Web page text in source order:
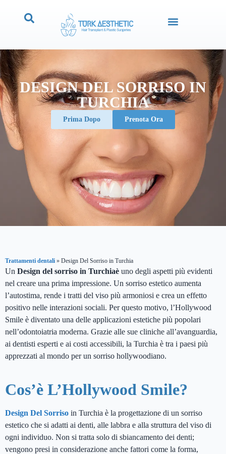
DESIGN DEL SORRISO IN
TURCHIA
Prima Dopo Prenota Ora
Trattamenti dentali » Design Del Sorriso in Turchia
Un Design del sorriso in Turchiaè uno degli aspetti più evidenti
nel creare una prima impressione. Un sorriso estetico aumenta
l’autostima, rende i tratti del viso più armoniosi e crea un effetto
positivo nelle interazioni sociali. Per questo motivo, l’Hollywood
Smile è diventato una delle applicazioni estetiche più popolari
nell’odontoiatria moderna. Grazie alle sue cliniche all’avanguardia,
ai dentisti esperti e ai costi accessibili, la Turchia è tra i paesi più
apprezzati al mondo per un sorriso hollywoodiano.
Cos’è L’Hollywood Smile?
Design Del Sorriso in Turchia è la progettazione di un sorriso
estetico che si adatti ai denti, alle labbra e alla struttura del viso di
ogni individuo. Non si tratta solo di sbiancamento dei denti;
vengono presi in considerazione anche fattori come la forma,